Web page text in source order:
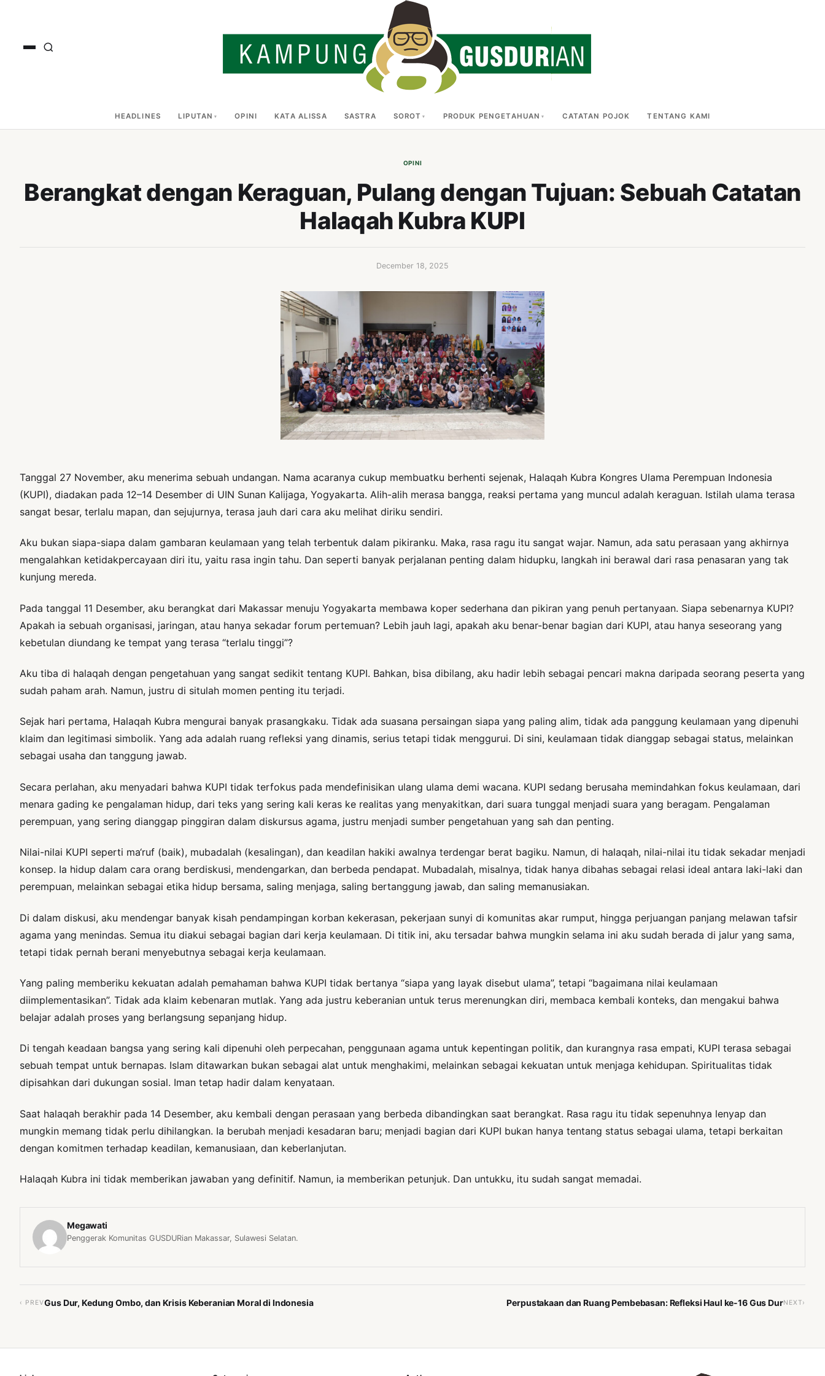
HEADLINES LIPUTAN OPINI KATA ALISSA SASTRA SOROT PRODUK PENGETAHUAN CATATAN POJOK TENTANG KAMI
OPINI
Berangkat dengan Keraguan, Pulang dengan Tujuan: Sebuah Catatan
Halaqah Kubra KUPI
December 18, 2025
Tanggal 27 November, aku menerima sebuah undangan. Nama acaranya cukup membuatku berhenti sejenak, Halaqah Kubra Kongres Ulama Perempuan Indonesia
(KUPI), diadakan pada 12–14 Desember di UIN Sunan Kalijaga, Yogyakarta. Alih-alih merasa bangga, reaksi pertama yang muncul adalah keraguan. Istilah ulama terasa
sangat besar, terlalu mapan, dan sejujurnya, terasa jauh dari cara aku melihat diriku sendiri.
Aku bukan siapa-siapa dalam gambaran keulamaan yang telah terbentuk dalam pikiranku. Maka, rasa ragu itu sangat wajar. Namun, ada satu perasaan yang akhirnya
mengalahkan ketidakpercayaan diri itu, yaitu rasa ingin tahu. Dan seperti banyak perjalanan penting dalam hidupku, langkah ini berawal dari rasa penasaran yang tak
kunjung mereda.
Pada tanggal 11 Desember, aku berangkat dari Makassar menuju Yogyakarta membawa koper sederhana dan pikiran yang penuh pertanyaan. Siapa sebenarnya KUPI?
Apakah ia sebuah organisasi, jaringan, atau hanya sekadar forum pertemuan? Lebih jauh lagi, apakah aku benar-benar bagian dari KUPI, atau hanya seseorang yang
kebetulan diundang ke tempat yang terasa “terlalu tinggi”?
Aku tiba di halaqah dengan pengetahuan yang sangat sedikit tentang KUPI. Bahkan, bisa dibilang, aku hadir lebih sebagai pencari makna daripada seorang peserta yang
sudah paham arah. Namun, justru di situlah momen penting itu terjadi.
Sejak hari pertama, Halaqah Kubra mengurai banyak prasangkaku. Tidak ada suasana persaingan siapa yang paling alim, tidak ada panggung keulamaan yang dipenuhi
klaim dan legitimasi simbolik. Yang ada adalah ruang refleksi yang dinamis, serius tetapi tidak menggurui. Di sini, keulamaan tidak dianggap sebagai status, melainkan
sebagai usaha dan tanggung jawab.
Secara perlahan, aku menyadari bahwa KUPI tidak terfokus pada mendefinisikan ulang ulama demi wacana. KUPI sedang berusaha memindahkan fokus keulamaan, dari
menara gading ke pengalaman hidup, dari teks yang sering kali keras ke realitas yang menyakitkan, dari suara tunggal menjadi suara yang beragam. Pengalaman
perempuan, yang sering dianggap pinggiran dalam diskursus agama, justru menjadi sumber pengetahuan yang sah dan penting.
Nilai-nilai KUPI seperti ma‘ruf (baik), mubadalah (kesalingan), dan keadilan hakiki awalnya terdengar berat bagiku. Namun, di halaqah, nilai-nilai itu tidak sekadar menjadi
konsep. Ia hidup dalam cara orang berdiskusi, mendengarkan, dan berbeda pendapat. Mubadalah, misalnya, tidak hanya dibahas sebagai relasi ideal antara laki-laki dan
perempuan, melainkan sebagai etika hidup bersama, saling menjaga, saling bertanggung jawab, dan saling memanusiakan.
Di dalam diskusi, aku mendengar banyak kisah pendampingan korban kekerasan, pekerjaan sunyi di komunitas akar rumput, hingga perjuangan panjang melawan tafsir
agama yang menindas. Semua itu diakui sebagai bagian dari kerja keulamaan. Di titik ini, aku tersadar bahwa mungkin selama ini aku sudah berada di jalur yang sama,
tetapi tidak pernah berani menyebutnya sebagai kerja keulamaan.
Yang paling memberiku kekuatan adalah pemahaman bahwa KUPI tidak bertanya “siapa yang layak disebut ulama”, tetapi “bagaimana nilai keulamaan
diimplementasikan”. Tidak ada klaim kebenaran mutlak. Yang ada justru keberanian untuk terus merenungkan diri, membaca kembali konteks, dan mengakui bahwa
belajar adalah proses yang berlangsung sepanjang hidup.
Di tengah keadaan bangsa yang sering kali dipenuhi oleh perpecahan, penggunaan agama untuk kepentingan politik, dan kurangnya rasa empati, KUPI terasa sebagai
sebuah tempat untuk bernapas. Islam ditawarkan bukan sebagai alat untuk menghakimi, melainkan sebagai kekuatan untuk menjaga kehidupan. Spiritualitas tidak
dipisahkan dari dukungan sosial. Iman tetap hadir dalam kenyataan.
Saat halaqah berakhir pada 14 Desember, aku kembali dengan perasaan yang berbeda dibandingkan saat berangkat. Rasa ragu itu tidak sepenuhnya lenyap dan
mungkin memang tidak perlu dihilangkan. Ia berubah menjadi kesadaran baru; menjadi bagian dari KUPI bukan hanya tentang status sebagai ulama, tetapi berkaitan
dengan komitmen terhadap keadilan, kemanusiaan, dan keberlanjutan.
Halaqah Kubra ini tidak memberikan jawaban yang definitif. Namun, ia memberikan petunjuk. Dan untukku, itu sudah sangat memadai.
Megawati
Penggerak Komunitas GUSDURian Makassar, Sulawesi Selatan.
‹ PREVGus Dur, Kedung Ombo, dan Krisis Keberanian Moral di Indonesia Perpustakaan dan Ruang Pembebasan: Refleksi Haul ke-16 Gus DurNEXT›